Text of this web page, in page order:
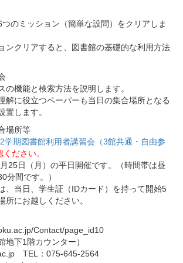
のミッション（簡単な設問）をクリアしま
ンクリアすると、図書館の基礎的な利用方法
の機能と検索方法を説明します。
解に役立つペーパーも当日の集合場所となる
置します。
場所等
学期図書館利用者講習会（3館共通・自由参
ださい。
25日（月）の平日開催です。（時間帯は昼
分間です。）
、当日、学生証（IDカード）を持って開始5
所にお越しください。
Contact/page_id10
地下1階カウンター）
TEL：075-645-2564